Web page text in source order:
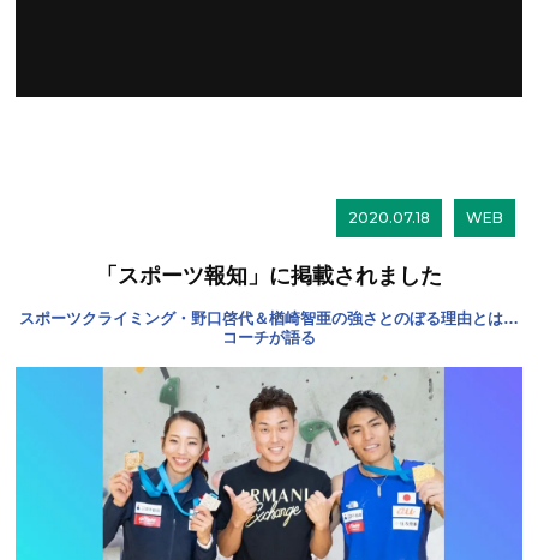
2020.07.18 WEB
「スポーツ報知」に掲載されました
スポーツクライミング・野口啓代＆楢崎智亜の強さとのぼる理由とは…
コーチが語る